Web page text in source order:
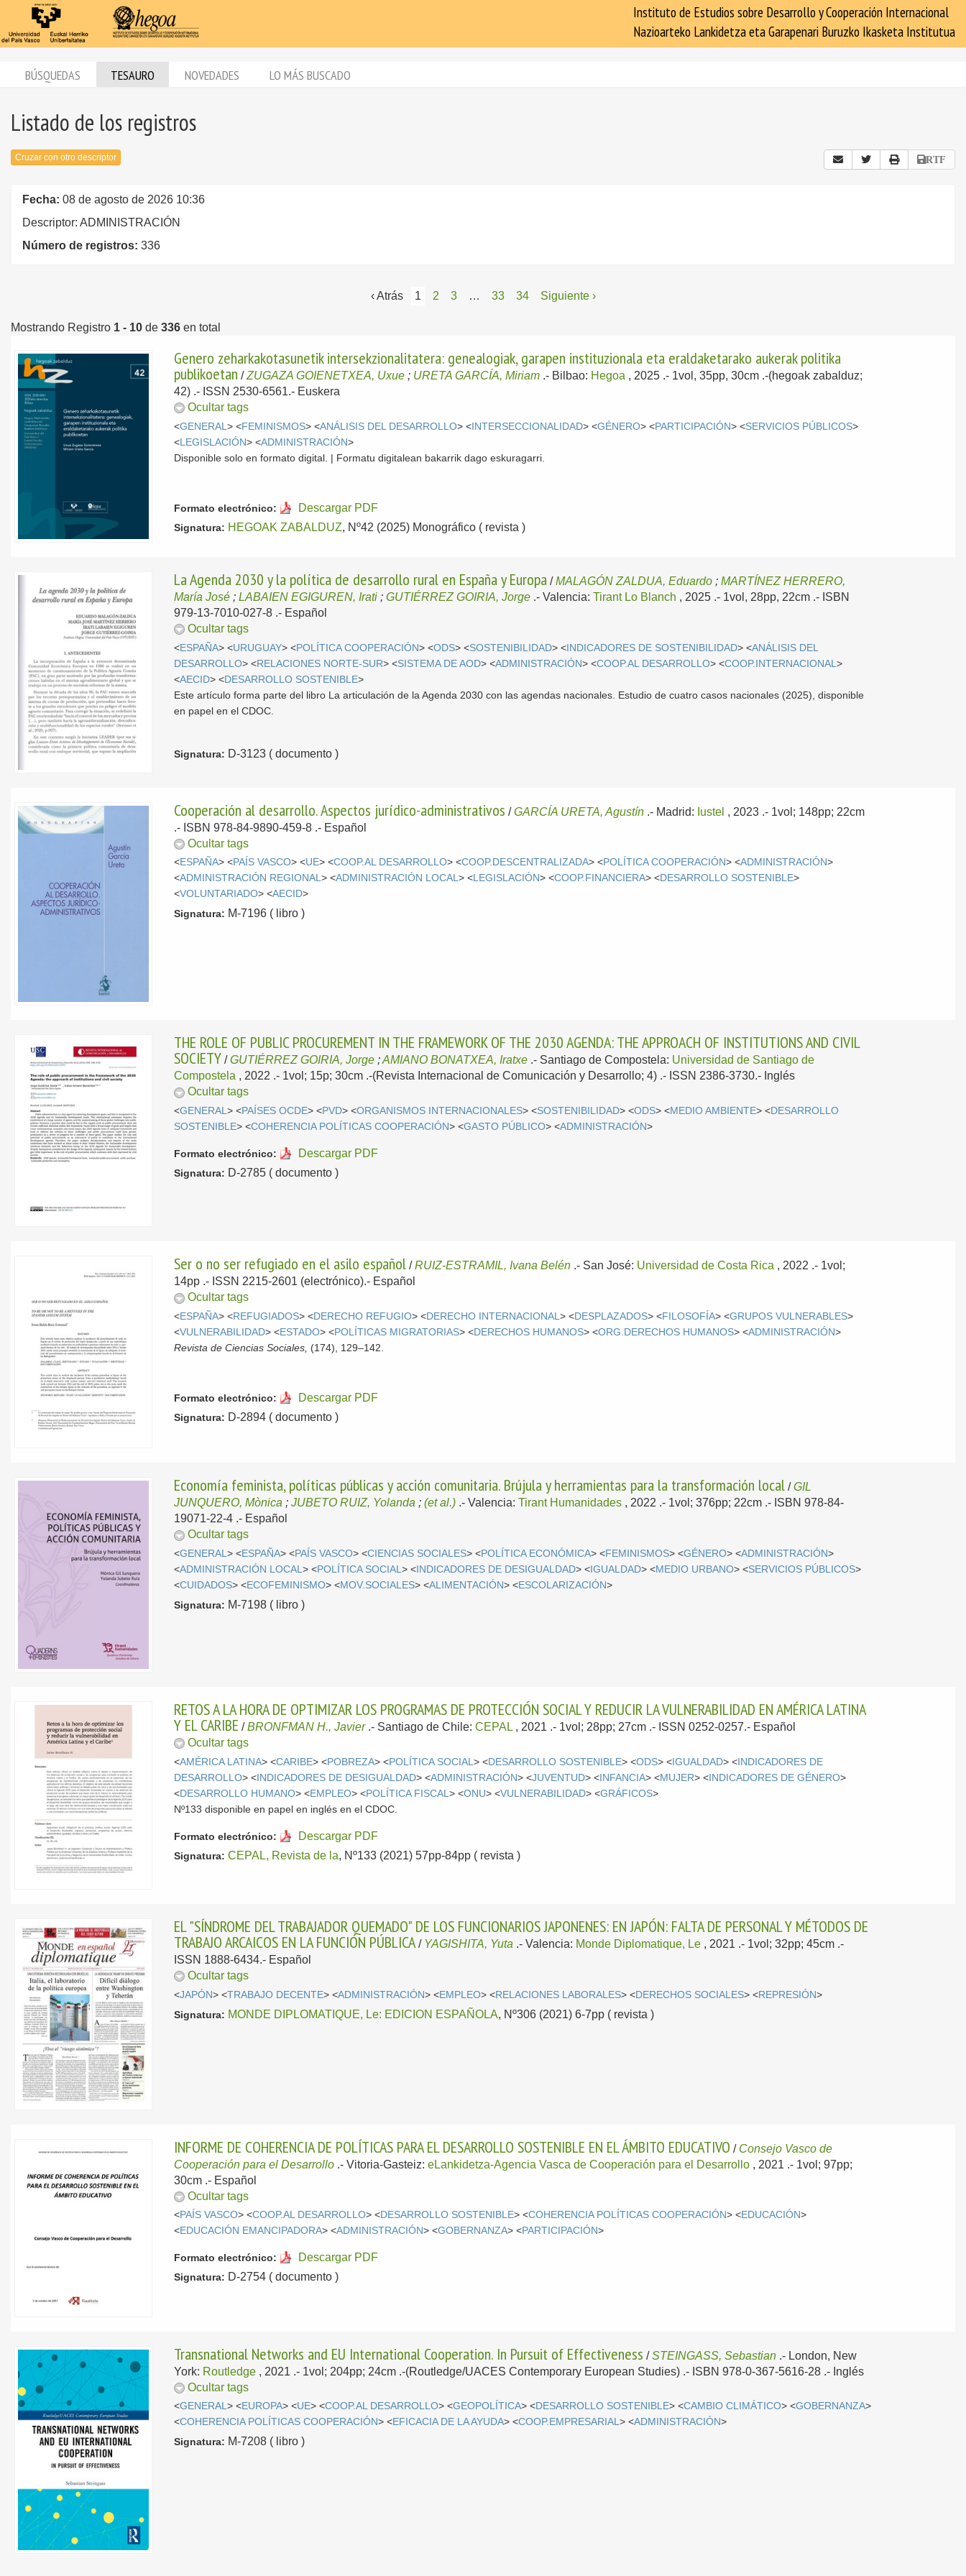
Instituto de Estudios sobre Desarrollo y Cooperación Internacional
Nazioarteko Lankidetza eta Garapenari Buruzko Ikasketa Institutua
BÚSQUEDAS TESAURO NOVEDADES LO MÁS BUSCADO
Listado de los registros
Cruzar con otro descriptor RTF
Fecha: 08 de agosto de 2026 10:36
Descriptor: ADMINISTRACIÓN
Número de registros: 336
‹ Atrás 1 2 3 … 33 34 Siguiente ›
Mostrando Registro 1 - 10 de 336 en total
Genero zeharkakotasunetik intersekzionalitatera: genealogiak, garapen instituzionala eta eraldaketarako aukerak politika
publikoetan /ZUGAZA GOIENETXEA, Uxue ; URETA GARCÍA, Miriam .- Bilbao: Hegoa , 2025 .- 1vol, 35pp, 30cm .-(hegoak zabalduz;
42) .- ISSN 2530-6561.- Euskera
Ocultar tags
<GENERAL> <FEMINISMOS> <ANÁLISIS DEL DESARROLLO> <INTERSECCIONALIDAD> <GÉNERO> <PARTICIPACIÓN> <SERVICIOS PÚBLICOS>
<LEGISLACIÓN> <ADMINISTRACIÓN>
Disponible solo en formato digital. | Formatu digitalean bakarrik dago eskuragarri.
Formato electrónico: Descargar PDF
Signatura: HEGOAK ZABALDUZ, Nº42 (2025) Monográfico ( revista )
La Agenda 2030 y la política de desarrollo rural en España y Europa /MALAGÓN ZALDUA, Eduardo ;MARTÍNEZ HERRERO,
María José ;LABAIEN EGIGUREN, Irati ;GUTIÉRREZ GOIRIA, Jorge .-Valencia:Tirant Lo Blanch , 2025 .- 1vol, 28pp, 22cm .- ISBN
979-13-7010-027-8 .- Español
Ocultar tags
<ESPAÑA> <URUGUAY> <POLÍTICA COOPERACIÓN> <ODS> <SOSTENIBILIDAD> <INDICADORES DE SOSTENIBILIDAD> <ANÁLISIS DEL
DESARROLLO> <RELACIONES NORTE-SUR> <SISTEMA DE AOD> <ADMINISTRACIÓN> <COOP.AL DESARROLLO> <COOP.INTERNACIONAL>
<AECID> <DESARROLLO SOSTENIBLE>
Este artículo forma parte del libro La articulación de la Agenda 2030 con las agendas nacionales. Estudio de cuatro casos nacionales (2025), disponible
en papel en el CDOC.
Signatura: D-3123 ( documento )
Cooperación al desarrollo. Aspectos jurídico-administrativos /GARCÍA URETA, Agustín .- Madrid: Iustel , 2023 .- 1vol; 148pp; 22cm
.- ISBN 978-84-9890-459-8 .- Español
Ocultar tags
<ESPAÑA> <PAÍS VASCO> <UE> <COOP.AL DESARROLLO> <COOP.DESCENTRALIZADA> <POLÍTICA COOPERACIÓN> <ADMINISTRACIÓN>
<ADMINISTRACIÓN REGIONAL> <ADMINISTRACIÓN LOCAL> <LEGISLACIÓN> <COOP.FINANCIERA> <DESARROLLO SOSTENIBLE>
<VOLUNTARIADO> <AECID>
Signatura: M-7196 ( libro )
THE ROLE OF PUBLIC PROCUREMENT IN THE FRAMEWORK OF THE 2030 AGENDA: THE APPROACH OF INSTITUTIONS AND CIVIL
SOCIETY /GUTIÉRREZ GOIRIA, Jorge ;AMIANO BONATXEA, Iratxe .- Santiago de Compostela: Universidad de Santiago de
Compostela , 2022 .- 1vol; 15p; 30cm .-(Revista Internacional de Comunicación y Desarrollo; 4) .- ISSN 2386-3730.- Inglés
Ocultar tags
<GENERAL> <PAÍSES OCDE> <PVD> <ORGANISMOS INTERNACIONALES> <SOSTENIBILIDAD> <ODS> <MEDIO AMBIENTE> <DESARROLLO
SOSTENIBLE> <COHERENCIA POLÍTICAS COOPERACIÓN> <GASTO PÚBLICO> <ADMINISTRACIÓN>
Formato electrónico: Descargar PDF
Signatura: D-2785 ( documento )
Ser o no ser refugiado en el asilo español /RUIZ-ESTRAMIL, Ivana Belén .- San José: Universidad de Costa Rica , 2022 .- 1vol;
14pp .- ISSN 2215-2601 (electrónico).- Español
Ocultar tags
<ESPAÑA> <REFUGIADOS> <DERECHO REFUGIO> <DERECHO INTERNACIONAL> <DESPLAZADOS> <FILOSOFÍA> <GRUPOS VULNERABLES>
<VULNERABILIDAD> <ESTADO> <POLÍTICAS MIGRATORIAS> <DERECHOS HUMANOS> <ORG.DERECHOS HUMANOS> <ADMINISTRACIÓN>
Revista de Ciencias Sociales, (174), 129–142.
Formato electrónico: Descargar PDF
Signatura: D-2894 ( documento )
Economía feminista, políticas públicas y acción comunitaria. Brújula y herramientas para la transformación local /GIL
JUNQUERO, Mònica ;JUBETO RUIZ, Yolanda ;(et al.) .-Valencia:Tirant Humanidades , 2022 .- 1vol; 376pp; 22cm .- ISBN 978-84-
19071-22-4 .- Español
Ocultar tags
<GENERAL> <ESPAÑA> <PAÍS VASCO> <CIENCIAS SOCIALES> <POLÍTICA ECONÓMICA> <FEMINISMOS> <GÉNERO> <ADMINISTRACIÓN>
<ADMINISTRACIÓN LOCAL> <POLÍTICA SOCIAL> < INDICADORES DE DESIGUALDAD> < IGUALDAD> <MEDIO URBANO> <SERVICIOS PÚBLICOS>
<CUIDADOS> <ECOFEMINISMO> <MOV.SOCIALES> <ALIMENTACIÓN> <ESCOLARIZACIÓN>
Signatura: M-7198 ( libro )
RETOS A LA HORA DE OPTIMIZAR LOS PROGRAMAS DE PROTECCIÓN SOCIAL Y REDUCIR LA VULNERABILIDAD EN AMÉRICA LATINA
Y EL CARIBE /BRONFMAN H., Javier .- Santiago de Chile:CEPAL , 2021 .- 1vol; 28pp; 27cm .- ISSN 0252-0257.- Español
Ocultar tags
<AMÉRICA LATINA> <CARIBE> <POBREZA> <POLÍTICA SOCIAL> <DESARROLLO SOSTENIBLE> <ODS> <IGUALDAD> <INDICADORES DE
DESARROLLO> <INDICADORES DE DESIGUALDAD> <ADMINISTRACIÓN> <JUVENTUD> <INFANCIA> <MUJER> <INDICADORES DE GÉNERO>
<DESARROLLO HUMANO> <EMPLEO> <POLÍTICA FISCAL> <ONU> <VULNERABILIDAD> <GRÁFICOS>
Nº133 disponible en papel en inglés en el CDOC.
Formato electrónico: Descargar PDF
Signatura: CEPAL, Revista de la, Nº133 (2021) 57pp-84pp ( revista )
EL "SÍNDROME DEL TRABAJADOR QUEMADO" DE LOS FUNCIONARIOS JAPONENES: EN JAPÓN: FALTA DE PERSONAL Y MÉTODOS DE
TRABAJO ARCAICOS EN LA FUNCIÓN PÚBLICA / YAGISHITA, Yuta .-Valencia: Monde Diplomatique, Le , 2021 .- 1vol; 32pp; 45cm .-
ISSN 1888-6434.- Español
Ocultar tags
<JAPÓN> <TRABAJO DECENTE> <ADMINISTRACIÓN> <EMPLEO> <RELACIONES LABORALES> <DERECHOS SOCIALES> <REPRESIÓN>
Signatura: MONDE DIPLOMATIQUE, Le: EDICION ESPAÑOLA, Nº306 (2021) 6-7pp ( revista )
INFORME DE COHERENCIA DE POLÍTICAS PARA EL DESARROLLO SOSTENIBLE EN EL ÁMBITO EDUCATIVO / Consejo Vasco de
Cooperación para el Desarrollo .-Vitoria-Gasteiz:eLankidetza-Agencia Vasca de Cooperación para el Desarrollo , 2021 .- 1vol; 97pp;
30cm .- Español
Ocultar tags
<PAÍS VASCO> <COOP.AL DESARROLLO> <DESARROLLO SOSTENIBLE> <COHERENCIA POLÍTICAS COOPERACIÓN> <EDUCACIÓN>
<EDUCACIÓN EMANCIPADORA> <ADMINISTRACIÓN> <GOBERNANZA> <PARTICIPACIÓN>
Formato electrónico: Descargar PDF
Signatura: D-2754 ( documento )
Transnational Networks and EU International Cooperation. In Pursuit of Effectiveness /STEINGASS, Sebastian .- London, New
York: Routledge , 2021 .- 1vol; 204pp; 24cm .-(Routledge/UACES Contemporary European Studies) .- ISBN 978-0-367-5616-28 .- Inglés
Ocultar tags
<GENERAL> <EUROPA> <UE> <COOP.AL DESARROLLO> <GEOPOLÍTICA> <DESARROLLO SOSTENIBLE> <CAMBIO CLIMÁTICO> <GOBERNANZA>
<COHERENCIA POLÍTICAS COOPERACIÓN> <EFICACIA DE LA AYUDA> <COOP.EMPRESARIAL> <ADMINISTRACIÓN>
Signatura: M-7208 ( libro )